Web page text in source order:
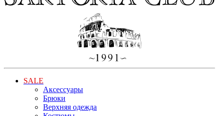
SALE
Аксессуары
Брюки
Верхняя одежда